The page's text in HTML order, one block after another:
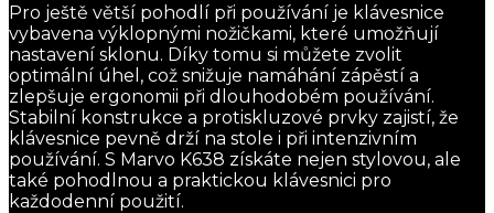
Pro ještě větší pohodlí při používání je klávesnice
vybavena výklopnými nožičkami, které umožňují
nastavení sklonu. Díky tomu si můžete zvolit
optimální úhel, což snižuje namáhání zápěstí a
zlepšuje ergonomii při dlouhodobém používání.
Stabilní konstrukce a protiskluzové prvky zajistí, že
klávesnice pevně drží na stole i při intenzivním
používání. S Marvo K638 získáte nejen stylovou, ale
také pohodlnou a praktickou klávesnici pro
každodenní použití.